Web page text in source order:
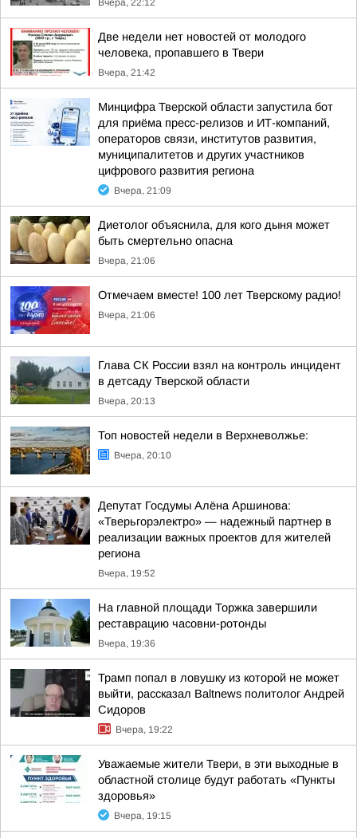
Вчера, 22:12
Две недели нет новостей от молодого
человека, пропавшего в Твери
Вчера, 21:42
Минцифра Тверской области запустила бот
для приёма пресс-релизов и ИТ-компаний,
операторов связи, институтов развития,
муниципалитетов и других участников
цифрового развития региона
Вчера, 21:09
Диетолог объяснила, для кого дыня может
быть смертельно опасна
Вчера, 21:06
Отмечаем вместе! 100 лет Тверскому радио!
Вчера, 21:06
Глава СК России взял на контроль инцидент
в детсаду Тверской области
Вчера, 20:13
Топ новостей недели в Верхневолжье:
Вчера, 20:10
Депутат Госдумы Алёна Аршинова:
«Тверьгорэлектро» — надежный партнер в
реализации важных проектов для жителей
региона
Вчера, 19:52
На главной площади Торжка завершили
реставрацию часовни-ротонды
Вчера, 19:36
Трамп попал в ловушку из которой не может
выйти, рассказал Baltnews политолог Андрей
Сидоров
Вчера, 19:22
Уважаемые жители Твери, в эти выходные в
областной столице будут работать «Пункты
здоровья»
Вчера, 19:15